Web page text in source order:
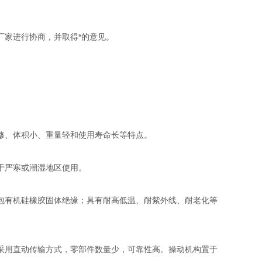
进行协商，并取得*的意见。
积小、重量轻和使用寿命长等特点。
寒或潮湿地区使用。
硅橡胶固体绝缘；具有耐高低温、耐紫外线、耐老化等
动传输方式，零部件数量少，可靠性高。操动机构置于